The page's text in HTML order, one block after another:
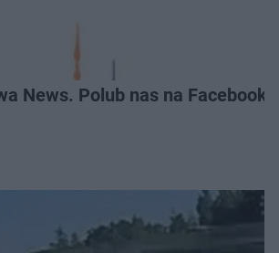
News. Polub nas na